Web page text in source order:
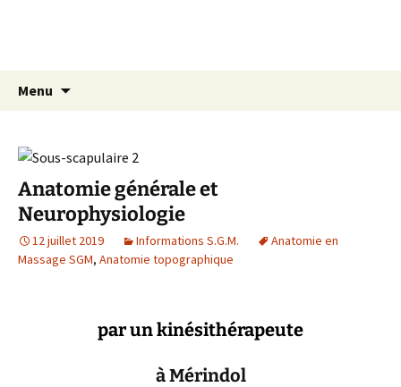
Menu
Anatomie générale et
Neurophysiologie
12 juillet 2019 Informations S.G.M.
Anatomie en
Massage SGM, Anatomie topographique
par un kinésithérapeute
à Mérindol